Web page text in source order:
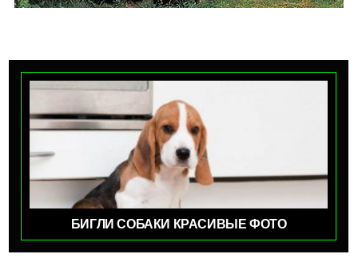
БИГЛИ СОБАКИ КРАСИВЫЕ ФОТО